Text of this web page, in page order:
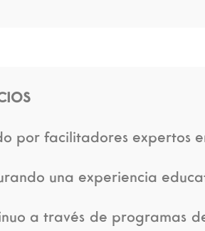
por facilitadores expertos
una experiencia
a través de programas